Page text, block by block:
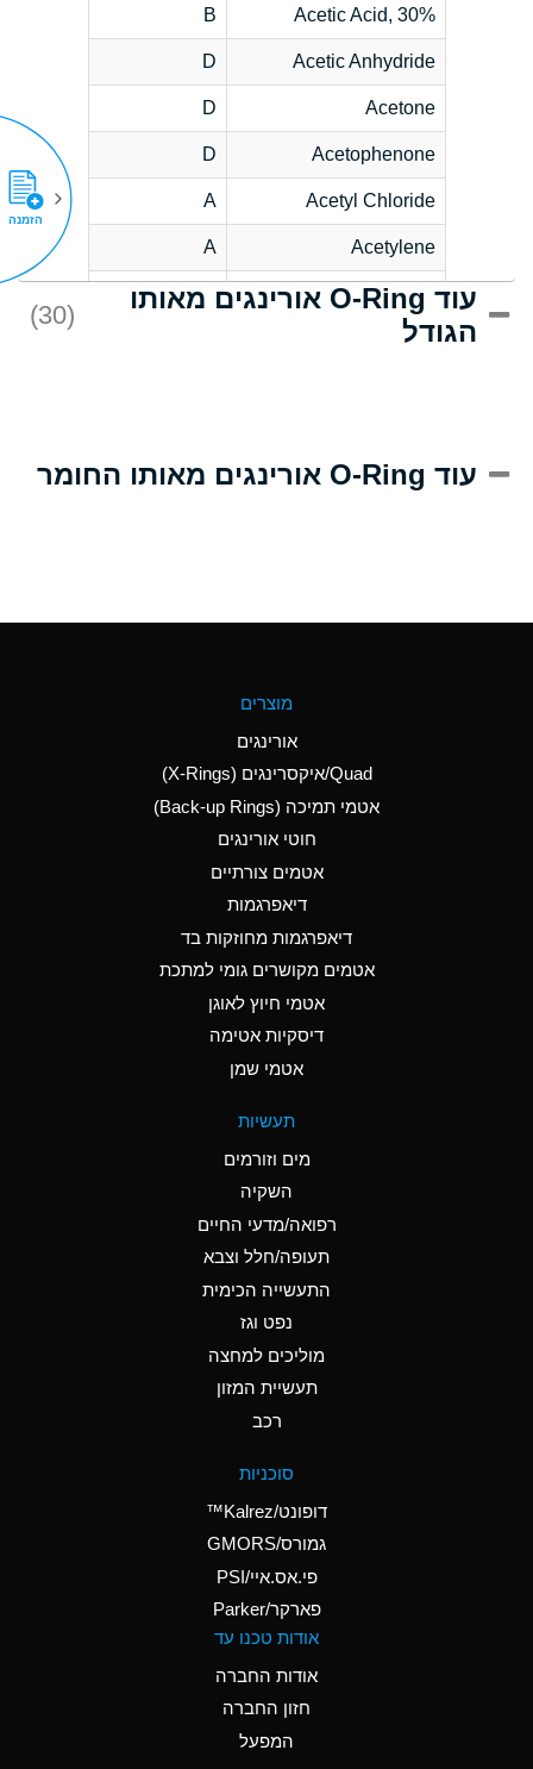
Acetic Acid, 30%
B
Acetic Anhydride
D
Acetone
D
Acetophenone
D
Acetyl Chloride
A
Acetylene
A
Acrlylonitrile
C
Adipic Acid
(Aqueous)
Aluminum Nitrate
(Aqueous)
Aluminum Phosphate
Ammonia Anhydrous
D
Ammonia Gas (cold)
D
Ammonia Gas (hot)
Ammonium Hydroxide
B
Ammonium Nitrate
Ammonium Nitrite
Ammonium Persulfate
Ammonium Phosphate
A
Ammonium Sulfate
B
Amyl Acetate (Banana
עוד O-Ring אורינגים מאותו
הגודל
(30)
עוד O-Ring אורינגים מאותו החומר
מוצרים
אורינגים
Quad/איקסרינגים (X-Rings)
אטמי תמיכה (Back-up Rings)
חוטי אורינגים
אטמים צורתיים
דיאפרגמות
דיאפרגמות מחוזקות בד
אטמים מקושרים גומי למתכת
אטמי חיוץ לאוגן
דיסקיות אטימה
אטמי שמן
תעשיות
מים וזורמים
השקיה
רפואה/מדעי החיים
תעופה/חלל וצבא
התעשייה הכימית
נפט וגז
מוליכים למחצה
תעשיית המזון
רכב
סוכניות
דופונט/Kalrez™
גמורס/GMORS
פי.אס.איי/PSI
פארקר/Parker
אודות טכנו עד
אודות החברה
חזון החברה
המפעל
הזמנה